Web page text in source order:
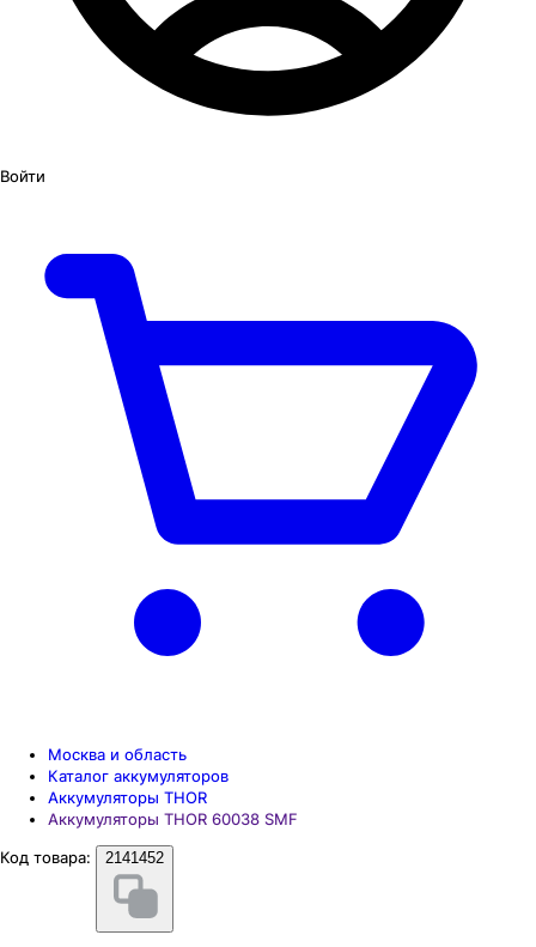
Войти
Москва и область
Каталог аккумуляторов
Аккумуляторы THOR
Аккумуляторы THOR 60038 SMF
Код товара:
2141452